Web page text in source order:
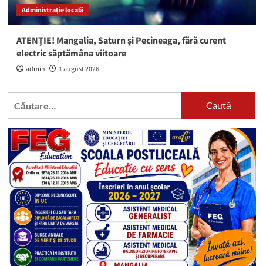
Administrație locală
ATENȚIE! Mangalia, Saturn și Pecineaga, fără curent
electric săptămâna viitoare
admin 1 august 2026